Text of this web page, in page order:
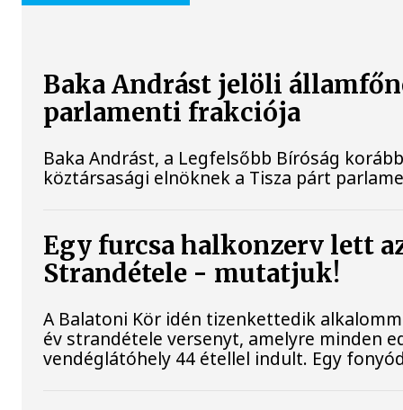
Baka Andrást jelöli
parlamenti frakciója
Baka Andrást, a Legfelsőbb Bíróság
köztársasági elnöknek a Tisza párt
Egy furcsa halkonzerv lett
Strandétele - mutatjuk!
A Balatoni Kör idén tizenkettedik
év strandétele versenyt, amelyre minden
vendéglátóhely 44 étellel indult. Egy